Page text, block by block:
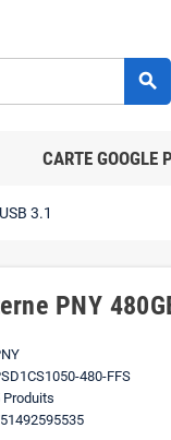
search
CARTE GOOGLE
3.1
PNY
480-FFS
Produits